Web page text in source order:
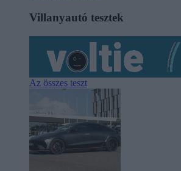
Villanyautó tesztek
Az összes teszt